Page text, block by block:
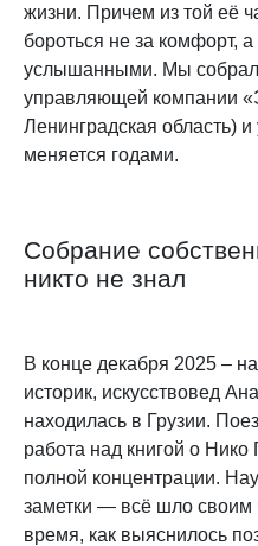
жизни. Причем из той её
бороться не за комфорт,
услышанными. Мы
управляющей компании
Ленинградская область)
меняется годами.
Собрание
никто не знал
В конце декабря 2025 –
историк, искусствовед
находилась в Грузии.
работа над книгой о
полной концентрации.
заметки — всё шло
время, как выяснилось